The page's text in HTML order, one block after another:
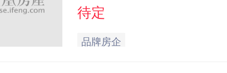
待定
品牌房企